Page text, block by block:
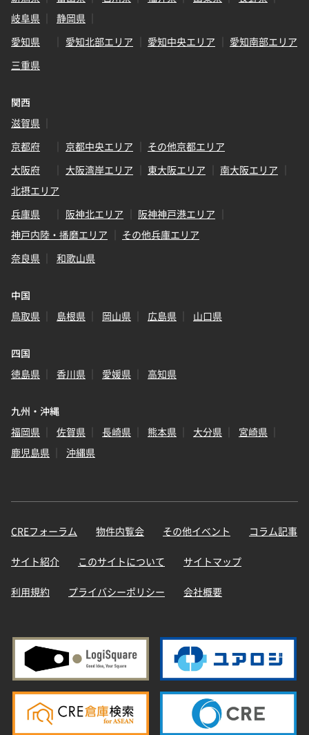
岐阜県
静岡県
愛知県
愛知北部エリア 愛知中央エリア
愛知南部エリア
三重県
関西
滋賀県
京都府
京都中央エリア
その他京都エリア
大阪府
大阪湾岸エリア 東大阪エリア
南大阪エリア
北摂エリア
兵庫県
阪神北エリア
阪神神戸港エリア
神戸内陸・播磨エリア
その他兵庫エリア
奈良県
和歌山県
中国
鳥取県
島根県 岡山県 広島県 山口県
四国
徳島県
香川県 愛媛県 高知県
九州・沖縄
福岡県
佐賀県 長崎県 熊本県 大分県
宮崎県
鹿児島県
沖縄県
CREフォーラム 物件内覧会 その他イベント コラム記事
サイト紹介 このサイトについて サイトマップ
利用規約 プライバシーポリシー 会社概要